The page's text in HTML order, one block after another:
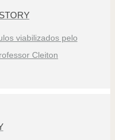
viabilizados pelo
Cleiton